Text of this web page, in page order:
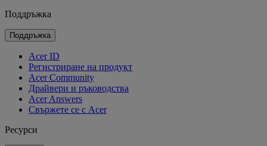
Поддръжка
Поддръжка
Acer ID
Регистриране на продукт
Acer Community
Драйвери и ръководства
Acer Answers
Свържете се с Acer
Ресурси